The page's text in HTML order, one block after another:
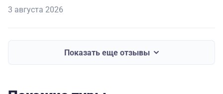
3 августа 2026
Показать еще отзывы